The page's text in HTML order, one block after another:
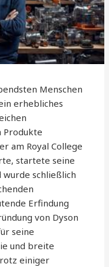
Menschen
erhebliches
Produkte
am Royal College
startete seine
schließlich
Erfindung
von Dyson
seine
und breite
einiger